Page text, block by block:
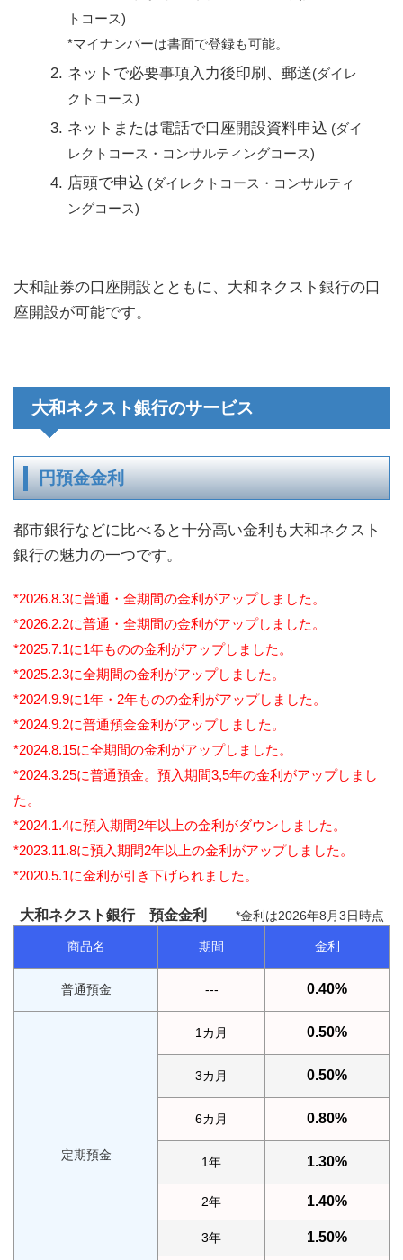
トコース)
*マイナンバーは書面で登録も可能。
ネットで必要事項入力後印刷、郵送(ダイレ
クトコース)
ネットまたは電話で口座開設資料申込 (ダイ
レクトコース・コンサルティングコース)
店頭で申込 (ダイレクトコース・コンサルティ
ングコース)
大和証券の口座開設とともに、大和ネクスト銀行の口
座開設が可能です。
大和ネクスト銀行のサービス
円預金金利
都市銀行などに比べると十分高い金利も大和ネクスト
銀行の魅力の一つです。
*2026.8.3に普通・全期間の金利がアップしました。
*2026.2.2に普通・全期間の金利がアップしました。
*2025.7.1に1年ものの金利がアップしました。
*2025.2.3に全期間の金利がアップしました。
*2024.9.9に1年・2年ものの金利がアップしました。
*2024.9.2に普通預金金利がアップしました。
*2024.8.15に全期間の金利がアップしました。
*2024.3.25に普通預金。預入期間3,5年の金利がアップしまし
た。
*2024.1.4に預入期間2年以上の金利がダウン しました。
*2023.11.8に預入期間2年以上の金利がアップしました。
*2020.5.1に金利が引き下げられました。
大和ネクスト銀行 預金金利 *金利は2026年8月3日時点
商品名 期間 金利
普通預金 --- 0.40%
定期預金
1カ月 0.50%
3カ月 0.50%
6カ月 0.80%
1年 1.30%
2年 1.40%
3年 1.50%